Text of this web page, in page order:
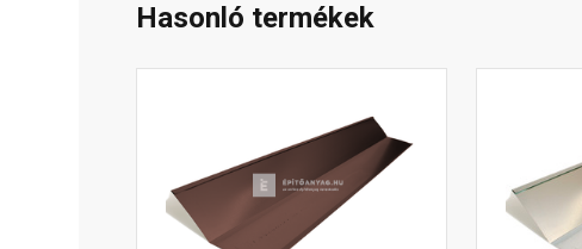
Hasonló termékek